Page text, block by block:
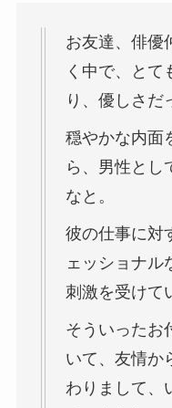
お友達、俳優
く中で、とて
り、優しさだ
穏やかな内面
ら、男性とし
なと。
彼の仕事に対
ェッショナル
刺激を受けて
そういったお
いて、友情か
わりまして、